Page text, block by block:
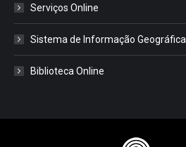
Serviços Online
Sistema de Informação Geográfica
Biblioteca Online